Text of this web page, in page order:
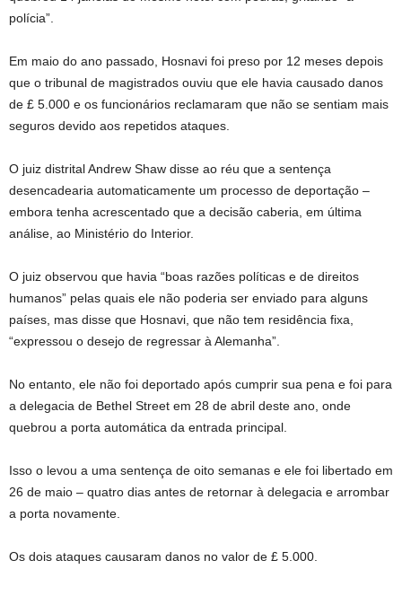
polícia”.
Em maio do ano passado, Hosnavi foi preso por 12 meses depois
que o tribunal de magistrados ouviu que ele havia causado danos
de £ 5.000 e os funcionários reclamaram que não se sentiam mais
seguros devido aos repetidos ataques.
O juiz distrital Andrew Shaw disse ao réu que a sentença
desencadearia automaticamente um processo de deportação –
embora tenha acrescentado que a decisão caberia, em última
análise, ao Ministério do Interior.
O juiz observou que havia “boas razões políticas e de direitos
humanos” pelas quais ele não poderia ser enviado para alguns
países, mas disse que Hosnavi, que não tem residência fixa,
“expressou o desejo de regressar à Alemanha”.
No entanto, ele não foi deportado após cumprir sua pena e foi para
a delegacia de Bethel Street em 28 de abril deste ano, onde
quebrou a porta automática da entrada principal.
Isso o levou a uma sentença de oito semanas e ele foi libertado em
26 de maio – quatro dias antes de retornar à delegacia e arrombar
a porta novamente.
Os dois ataques causaram danos no valor de £ 5.000.